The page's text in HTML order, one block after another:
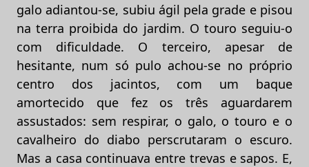
galo adiantou-se, subiu ágil pela grade e pisou
na terra proibida do jardim. O touro seguiu-o
com dificuldade. O terceiro, apesar de
hesitante, num só pulo achou-se no próprio
centro dos jacintos, com um baque
amortecido que fez os três aguardarem
assustados: sem respirar, o galo, o touro e o
cavalheiro do diabo perscrutaram o escuro.
Mas a casa continuava entre trevas e sapos. E,